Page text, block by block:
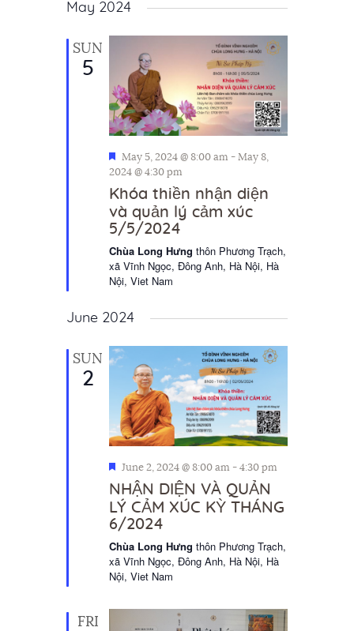
i
o
n
May 2024
SUN
5
F
e
a
t
u
r
e
d
May 5, 2024 @ 8:00 am - May 8,
2024 @ 4:30 pm
Khóa thiền nhận diện
và quản lý cảm xúc
5/5/2024
Chùa Long Hưng thôn Phương Trạch,
xã Vĩnh Ngọc, Đông Anh, Hà Nội, Hà
Nội, Viet Nam
June 2024
SUN
2
F
e
a
t
u
e
d
June 2, 2024 @ 8:00 am - 4:30 pm
NHẬN DIỆN VÀ QUẢN
LÝ CẢM XÚC KỲ THÁNG
6/2024
Chùa Long Hưng thôn Phương Trạch,
xã Vĩnh Ngọc, Đông Anh, Hà Nội, Hà
Nội, Viet Nam
FRI